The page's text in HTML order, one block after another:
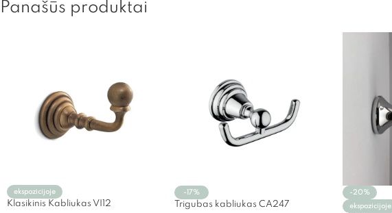
Panašūs produktai
ekspozicijoje
Klasikinis Kabliukas VI12
-17%
Trigubas kabliukas CA247
-20%
ekspozicijoje